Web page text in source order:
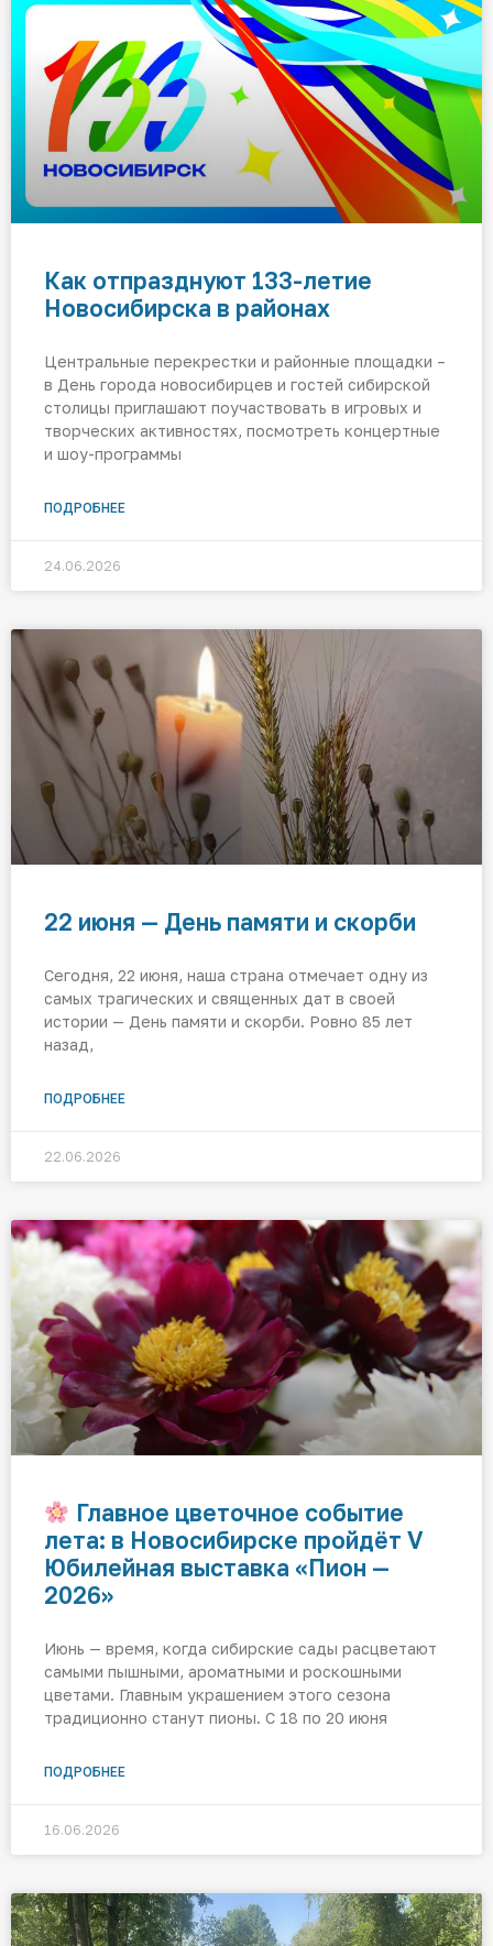
Как отпразднуют 133-летие
Новосибирска в районах
Центральные перекрестки и районные площадки –
в День города новосибирцев и гостей сибирской
столицы приглашают поучаствовать в игровых и
творческих активностях, посмотреть концертные
и шоу-программы
ПОДРОБНЕЕ
24.06.2026
22 июня — День памяти и скорби
Сегодня, 22 июня, наша страна отмечает одну из
самых трагических и священных дат в своей
истории — День памяти и скорби. Ровно 85 лет
назад,
ПОДРОБНЕЕ
22.06.2026
Главное цветочное событие
лета: в Новосибирске пройдёт V
Юбилейная выставка «Пион —
2026»
Июнь — время, когда сибирские сады расцветают
самыми пышными, ароматными и роскошными
цветами. Главным украшением этого сезона
традиционно станут пионы. С 18 по 20 июня
ПОДРОБНЕЕ
16.06.2026